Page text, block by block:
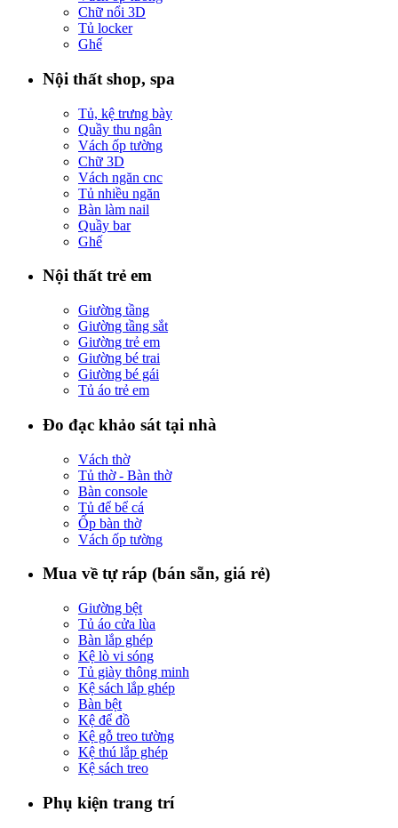
Chữ nổi 3D
Tủ locker
Ghế
Nội thất shop, spa
Tủ, kệ trưng bày
Quầy thu ngân
Vách ốp tường
Chữ 3D
Vách ngăn cnc
Tủ nhiều ngăn
Bàn làm nail
Quầy bar
Ghế
Nội thất trẻ em
Giường tầng
Giường tầng sắt
Giường trẻ em
Giường bé trai
Giường bé gái
Tủ áo trẻ em
Đo đạc khảo sát tại nhà
Vách thờ
Tủ thờ - Bàn thờ
Bàn console
Tủ để bể cá
Ốp bàn thờ
Vách ốp tường
Mua về tự ráp (bán sẵn, giá rẻ)
Giường bệt
Tủ áo cửa lùa
Bàn lắp ghép
Kệ lò vi sóng
Tủ giày thông minh
Kệ sách lắp ghép
Bàn bệt
Kệ để đồ
Kệ gỗ treo tường
Kệ thú lắp ghép
Kệ sách treo
Phụ kiện trang trí